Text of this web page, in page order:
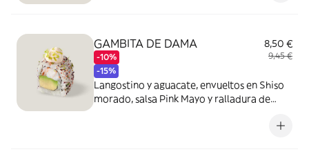
GAMBITA DE DAMA
-10%
-15%
8,50 €
9,45 €
Langostino y aguacate, envueltos en Shiso
morado, salsa Pink Mayo y ralladura de